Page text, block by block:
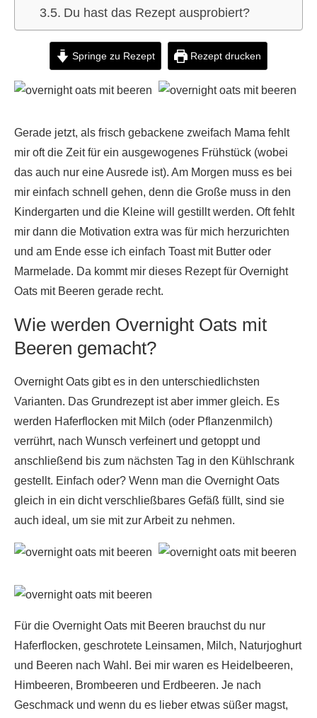
Du hast das Rezept ausprobiert?
Springe zu Rezept Rezept drucken
Gerade jetzt, als frisch gebackene zweifach Mama fehlt
mir oft die Zeit für ein ausgewogenes Frühstück (wobei
das auch nur eine Ausrede ist). Am Morgen muss es bei
mir einfach schnell gehen, denn die Große muss in den
Kindergarten und die Kleine will gestillt werden. Oft fehlt
mir dann die Motivation extra was für mich herzurichten
und am Ende esse ich einfach Toast mit Butter oder
Marmelade. Da kommt mir dieses Rezept für Overnight
Oats mit Beeren gerade recht.
Wie werden Overnight Oats mit
Beeren gemacht?
Overnight Oats gibt es in den unterschiedlichsten
Varianten. Das Grundrezept ist aber immer gleich. Es
werden Haferflocken mit Milch (oder Pflanzenmilch)
verrührt, nach Wunsch verfeinert und getoppt und
anschließend bis zum nächsten Tag in den Kühlschrank
gestellt. Einfach oder? Wenn man die Overnight Oats
gleich in ein dicht verschließbares Gefäß füllt, sind sie
auch ideal, um sie mit zur Arbeit zu nehmen.
Für die Overnight Oats mit Beeren brauchst du nur
Haferflocken, geschrotete Leinsamen, Milch, Naturjoghurt
und Beeren nach Wahl. Bei mir waren es Heidelbeeren,
Himbeeren, Brombeeren und Erdbeeren. Je nach
Geschmack und wenn du es lieber etwas süßer magst,